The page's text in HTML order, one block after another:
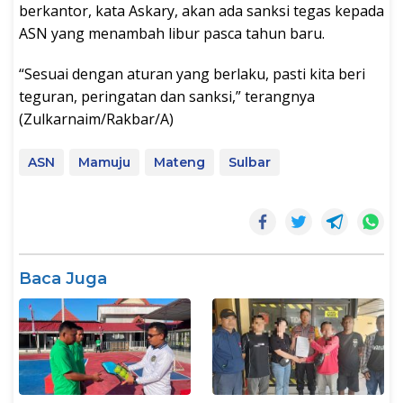
berkantor, kata Askary, akan ada sanksi tegas kepada
ASN yang menambah libur pasca tahun baru.
“Sesuai dengan aturan yang berlaku, pasti kita beri
teguran, peringatan dan sanksi,” terangnya
(Zulkarnaim/Rakbar/A)
ASN Mamuju Mateng Sulbar
Baca Juga